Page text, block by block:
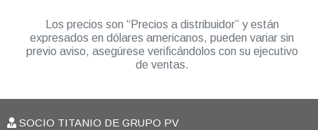
Los precios son “Precios a distribuidor” y están
expresados en dólares americanos, pueden variar sin
previo aviso, asegúrese verificándolos con su ejecutivo
de ventas.
SOCIO TITANIO DE GRUPO PV